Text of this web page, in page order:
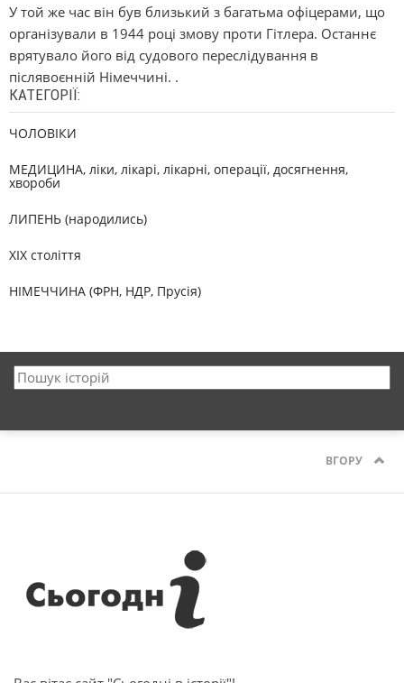
У той же час він був близький з багатьма офіцерами, що
організували в 1944 році змову проти Гітлера. Останнє
врятувало його від судового переслідування в
післявоєнній Німеччині. .
КАТЕГОРІЇ:
ЧОЛОВІКИ
МЕДИЦИНА, ліки, лікарі, лікарні, операції, досягнення,
хвороби
ЛИПЕНЬ (народились)
XIX століття
НІМЕЧЧИНА (ФРН, НДР, Прусія)
ВГОРУ